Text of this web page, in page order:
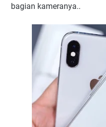
bagian kameranya..